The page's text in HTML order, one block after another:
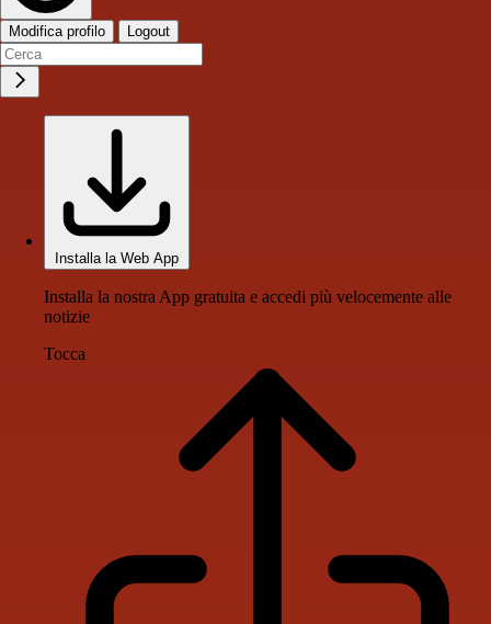
Modifica profilo Logout
Installa la Web App
Installa la nostra App gratuita e accedi più velocemente alle
notizie
Tocca